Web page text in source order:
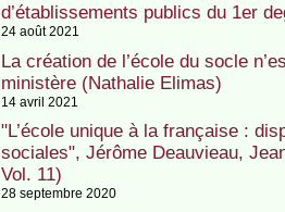
d’établissements publics du 1er
24 août 2021
La création de l’école du socle
ministère (Nathalie Elimas)
14 avril 2021
"L’école unique à la française :
sociales", Jérôme Deauvieau,
Vol. 11)
28 septembre 2020